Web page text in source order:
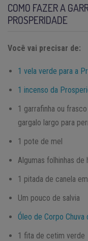
COMO FAZER A
PROSPERIDADE
Você vai precisar de:
1 vela verde para a
1 incenso da
1 garrafinha ou
gargalo largo para
1 pote de mel
Algumas folhinhas de
1 pitada de canela
Um pouco de salvia
Óleo de Corpo Chuva
1 fita de cetim verde